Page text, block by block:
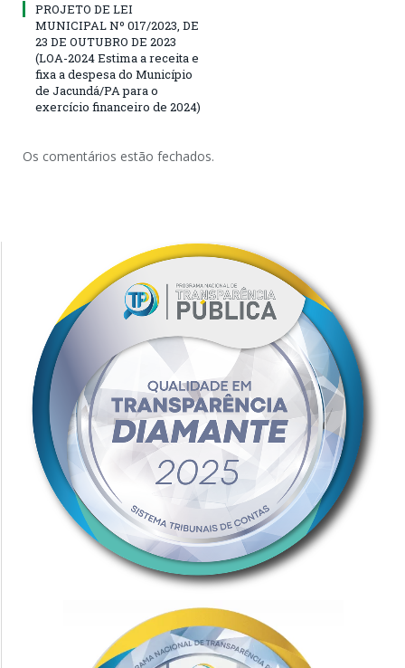
PROJETO DE LEI
MUNICIPAL Nº 017/2023, DE
23 DE OUTUBRO DE 2023
(LOA-2024 Estima a receita e
fixa a despesa do Município
de Jacundá/PA para o
exercício financeiro de 2024)
Os comentários estão fechados.